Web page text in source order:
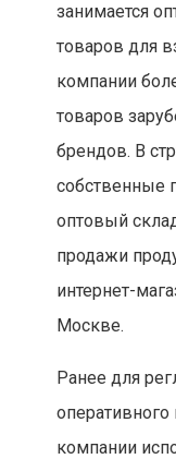
занимается
товаров для
компании
товаров
брендов. В
собственные
оптовый
продажи
интернет-
Москве.
Ранее для
оперативного
компании